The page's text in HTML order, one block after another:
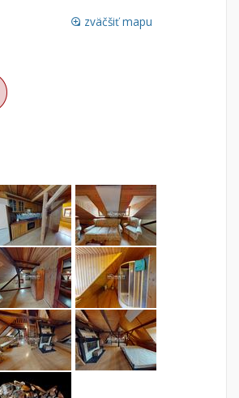
alternate_emailZasielať na email
loupe zväčšiť mapu